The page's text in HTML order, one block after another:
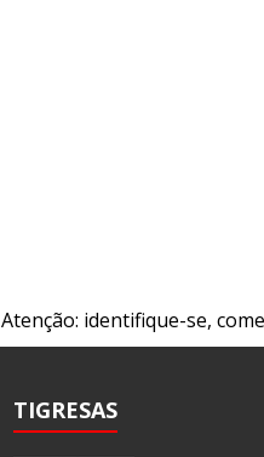
Atenção: identifique-se,
TIGRESAS